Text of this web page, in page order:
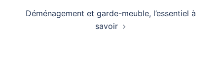
Déménagement et garde-meuble, l’essentiel à
savoir